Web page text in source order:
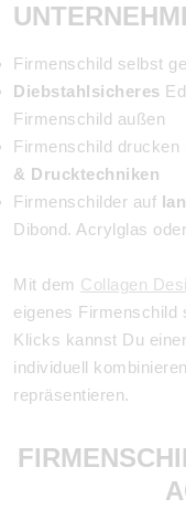
Firmenschild selbst
Diebstahlsicheres
Firmenschild außen
Firmenschild drucken
& Drucktechniken
Firmenschilder auf
Dibond. Acrylglas
Mit dem Collagen
eigenes Firmenschild
Klicks kannst Du
individuell
repräsentieren.